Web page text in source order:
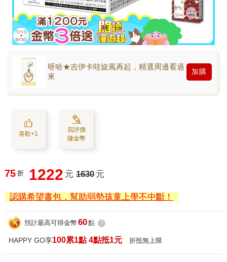
呀哈★吉伊卡哇旋風再起，精選周邊看過
來
加購
喜歡+1
寫評價
賺金幣
75 折 1222 元 1630 元
認購希望書包，幫助弱勢孩童上學不中斷！
預計最高可得金幣 60點 ?
HAPPY GO享100累1點 4點抵1元 折抵無上限